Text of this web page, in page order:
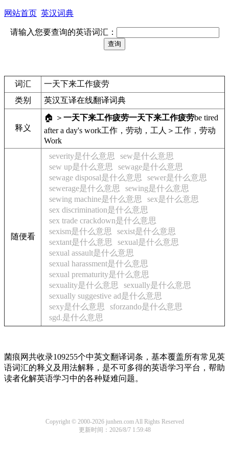
网站首页 英汉词典
请输入您要查询的英语词汇：
词汇
一天下来工作疲劳
类别
英汉互译在线翻译词典
释义
🏠 ＞ 一天下来工作疲劳一天下来工作疲劳be tired
after a day's work工作，劳动，工人＞工作，劳动
Work
随便看
severity是什么意思
sew是什么意思
sew up是什么意思
sewage是什么意思
sewage disposal是什么意思
sewer是什么意思
sewerage是什么意思
sewing是什么意思
sewing machine是什么意思
sex是什么意思
sex discrimination是什么意思
sex trade crackdown是什么意思
sexism是什么意思
sexist是什么意思
sextant是什么意思
sexual是什么意思
sexual assault是什么意思
sexual harassment是什么意思
sexual prematurity是什么意思
sexuality是什么意思
sexually是什么意思
sexually suggestive ad是什么意思
sexy是什么意思
sforzando是什么意思
sgd.是什么意思
菌痕网共收录109255个中英文翻译词条，基本覆盖所有常见英
语词汇的释义及用法解释，是不可多得的英语学习平台，帮助
读者化解英语学习中的各种疑难问题。
Copyright © 2000-2026 junhen.com All Rights Reserved
更新时间：2026/8/7 1:59:48